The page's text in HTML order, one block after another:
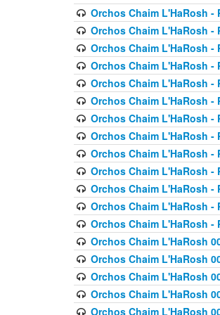
Orchos Chaim L'HaRosh -
Orchos Chaim L'HaRosh -
Orchos Chaim L'HaRosh -
Orchos Chaim L'HaRosh -
Orchos Chaim L'HaRosh -
Orchos Chaim L'HaRosh -
Orchos Chaim L'HaRosh -
Orchos Chaim L'HaRosh -
Orchos Chaim L'HaRosh -
Orchos Chaim L'HaRosh -
Orchos Chaim L'HaRosh -
Orchos Chaim L'HaRosh -
Orchos Chaim L'HaRosh -
Orchos Chaim L'HaRosh
Orchos Chaim L'HaRosh
Orchos Chaim L'HaRosh
Orchos Chaim L'HaRosh
Orchos Chaim L'HaRosh